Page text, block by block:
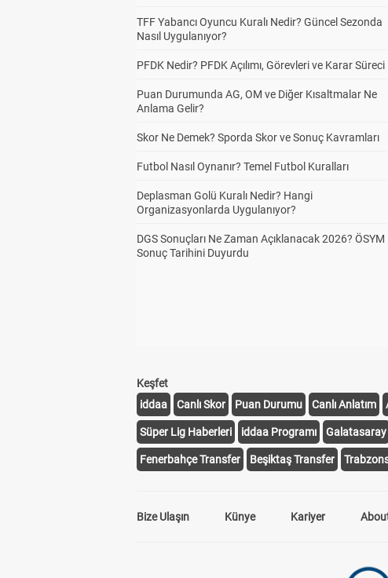
TFF Yabancı Oyuncu Kuralı Nedir? Güncel Sezonda
Nasıl Uygulanıyor?
PFDK Nedir? PFDK Açılımı, Görevleri ve Karar Süreci
Puan Durumunda AG, OM ve Diğer Kısaltmalar Ne
Anlama Gelir?
Skor Ne Demek? Sporda Skor ve Sonuç Kavramları
Futbol Nasıl Oynanır? Temel Futbol Kuralları
Deplasman Golü Kuralı Nedir? Hangi
Organizasyonlarda Uygulanıyor?
DGS Sonuçları Ne Zaman Açıklanacak 2026? ÖSYM
Sonuç Tarihini Duyurdu
Keşfet
iddaa
Canlı Skor Puan Durumu Canlı Anlatım
Süper Lig Haberleri iddaa Programı Galatasaray
Fenerbahçe Transfer Beşiktaş Transfer
Bize Ulaşın Künye Kariyer